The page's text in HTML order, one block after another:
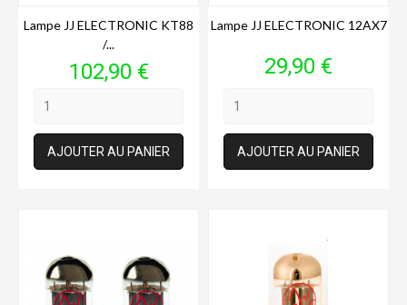
Lampe JJ ELECTRONIC KT88
/...
Prix
102,90 €
AJOUTER AU PANIER
Lampe JJ ELECTRONIC 12AX7
Prix
29,90 €
AJOUTER AU PANIER